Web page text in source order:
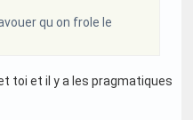
qu on frole le
toi et il y a les pragmatiques